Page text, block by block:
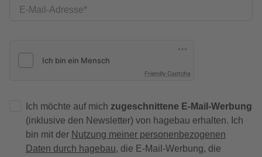
E-Mail-Adresse
Friendly Captcha
Ich möchte auf mich zugeschnittene E-Mail-Werbung
(inklusive den Newsletter) von hagebau erhalten. Ich
bin mit der Nutzung meiner personenbezogenen
Daten durch hagebau, die E-Mail-Werbung, die